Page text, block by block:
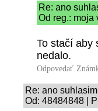
Re: ano
Od reg.: moja
To stačí aby
nedalo.
Odpovedať
Re: ano suhlasim
Od: 48484848 |